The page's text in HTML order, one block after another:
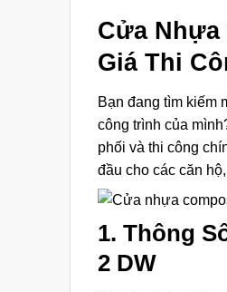
Cửa Nhựa
Giá Thi
Bạn đang tìm kiếm
công trình của
phối và thi công
đầu cho các căn
1. Thông
2 DW